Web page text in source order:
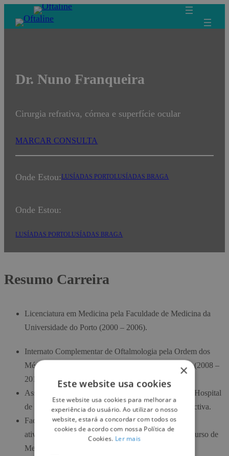
para
Dr. Nuno Franqueira
Cirurgia refrativa, córnea e superfície ocular
MARCAR CONSULTA
Onde Estou:LUSÍADAS PORTO LUSÍADAS BRAGA
Onde Estou:
LUSÍADAS PORTOLUSÍADAS BRAGA
Resumo Carreira
Licenciatura em Medicina pela Faculdade de Medicina da
Universidade do Porto (2000 – 2006).
Internato Complementar de Oftalmologia pela Ordem dos
Médicos nos Hospitais da Universidade de Coimbra (2008 –
2012).
Assistente Hospitalar no serviço de Oftalmologia do Hospital
de Braga no Departamento de córnea e cirurgia refractiva.
Faculdade de Medicina da Universidade do Minho –
atividade assistencial nas aulas de Oftalmologia do Curso de
Medicina.
×
Este website usa cookies
Este website usa cookies para melhorar a
experiência do usuário. Ao utilizar o nosso
website, estará a concordar com todos os
cookies de acordo com nossa Política de
Cookies. Ler mais